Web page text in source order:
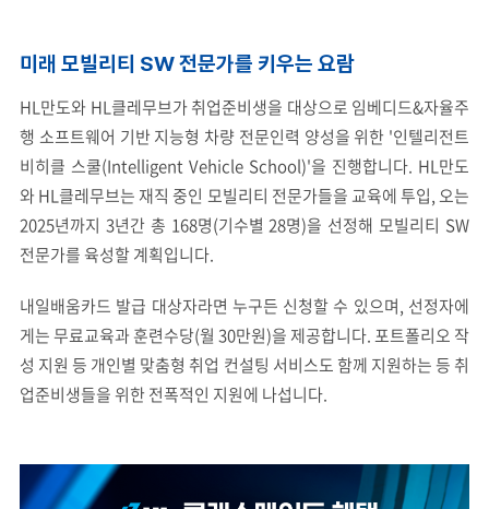
미래 모빌리티 SW 전문가를 키우는 요람
HL만도와 HL클레무브가 취업준비생을 대상으로 임베디드&자율주
행 소프트웨어 기반 지능형 차량 전문인력 양성을 위한 '인텔리전트
비히클 스쿨(Intelligent Vehicle School)'을 진행합니다. HL만도
와 HL클레무브는 재직 중인 모빌리티 전문가들을 교육에 투입, 오는
2025년까지 3년간 총 168명(기수별 28명)을 선정해 모빌리티 SW
전문가를 육성할 계획입니다.
내일배움카드 발급 대상자라면 누구든 신청할 수 있으며, 선정자에
게는 무료교육과 훈련수당(월 30만원)을 제공합니다. 포트폴리오 작
성 지원 등 개인별 맞춤형 취업 컨설팅 서비스도 함께 지원하는 등 취
업준비생들을 위한 전폭적인 지원에 나섭니다.